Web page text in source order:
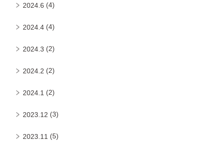
2024.6 (4)
2024.4 (4)
2024.3 (2)
2024.2 (2)
2024.1 (2)
2023.12 (3)
2023.11 (5)